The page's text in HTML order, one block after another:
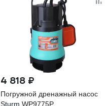
4 818 ₽
Погружной дренажный насос
Sturm WP9775P